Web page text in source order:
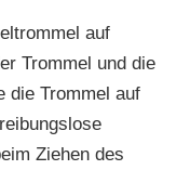
auf
Trommel und die
die Trommel auf
Ziehen des